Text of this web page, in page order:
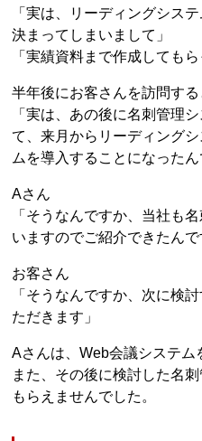
「実は、リーディングシス
決まってしまいまして」
「実績資料まで作成しても
半年後にお客さんを訪問する
「実は、あの後に名刺管理
て、来月からリーディング
ムを導入することになったん
Aさん
「そうなんですか、当社も
いますのでご紹介できたんで
お客さん
「そうなんですか、次に検
ただきます」
Aさんは、Web会議システム
また、その後に検討した名
もらえませんでした。